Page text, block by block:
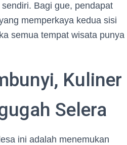
Bagi gue, pendapat
memperkaya kedua sisi
semua tempat wisata punya
Kuliner
Selera
ini adalah menemukan